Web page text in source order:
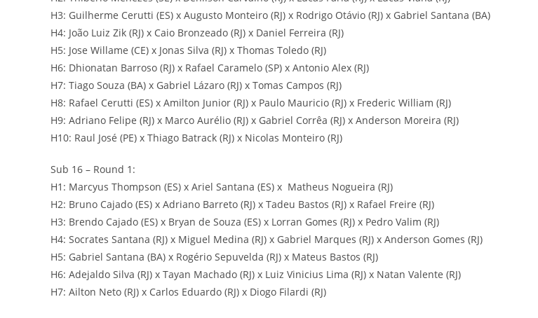
H3: Guilherme Cerutti (ES) x Augusto Monteiro (RJ) x Rodrigo Otávio (RJ) x Gabriel Santana (BA)
H4: João Luiz Zik (RJ) x Caio Bronzeado (RJ) x Daniel Ferreira (RJ)
H5: Jose Willame (CE) x Jonas Silva (RJ) x Thomas Toledo (RJ)
H6: Dhionatan Barroso (RJ) x Rafael Caramelo (SP) x Antonio Alex (RJ)
H7: Tiago Souza (BA) x Gabriel Lázaro (RJ) x Tomas Campos (RJ)
H8: Rafael Cerutti (ES) x Amilton Junior (RJ) x Paulo Mauricio (RJ) x Frederic William (RJ)
H9: Adriano Felipe (RJ) x Marco Aurélio (RJ) x Gabriel Corrêa (RJ) x Anderson Moreira (RJ)
H10: Raul José (PE) x Thiago Batrack (RJ) x Nicolas Monteiro (RJ)
Sub 16 – Round 1:
H1: Marcyus Thompson (ES) x Ariel Santana (ES) x Matheus Nogueira (RJ)
H2: Bruno Cajado (ES) x Adriano Barreto (RJ) x Tadeu Bastos (RJ) x Rafael Freire (RJ)
H3: Brendo Cajado (ES) x Bryan de Souza (ES) x Lorran Gomes (RJ) x Pedro Valim (RJ)
H4: Socrates Santana (RJ) x Miguel Medina (RJ) x Gabriel Marques (RJ) x Anderson Gomes (RJ)
H5: Gabriel Santana (BA) x Rogério Sepuvelda (RJ) x Mateus Bastos (RJ)
H6: Adejaldo Silva (RJ) x Tayan Machado (RJ) x Luiz Vinicius Lima (RJ) x Natan Valente (RJ)
H7: Ailton Neto (RJ) x Carlos Eduardo (RJ) x Diogo Filardi (RJ)